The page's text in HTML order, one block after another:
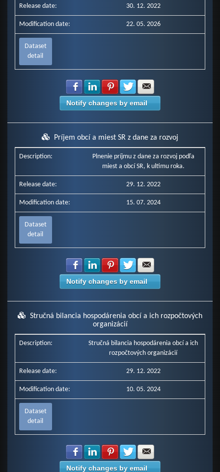
Release date: 30. 12. 2022
Modification date: 22. 05. 2026
Dataset
detail
Share with Facebook
Share with LinkedIn
Share with Pinterest
Share with Twitter
Notify changes by email
Príjem obcí a miest SR z dane za rozvoj
Description:
Plnenie príjmu z dane za rozvoj podľa
miest a obcí SR, k ultimu roka.
Release date: 29. 12. 2022
Modification date: 15. 07. 2024
Dataset
detail
Share with Facebook
Share with LinkedIn
Share with Pinterest
Share with Twitter
Notify changes by email
Stručná bilancia hospodárenia obcí a ich rozpočtových
organizácií
Description:
Stručná bilancia hospodárenia obcí a ich
rozpočtových organizácií
Release date: 29. 12. 2022
Modification date: 10. 05. 2024
Dataset
detail
Share with Facebook
Share with LinkedIn
Share with Pinterest
Share with Twitter
Notify changes by email